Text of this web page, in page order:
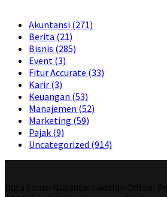
Akuntansi (271)
Berita (21)
Bisnis (285)
Event (3)
Fitur Accurate (33)
Karir (3)
Keuangan (53)
Manajemen (52)
Marketing (59)
Pajak (9)
Uncategorized (914)